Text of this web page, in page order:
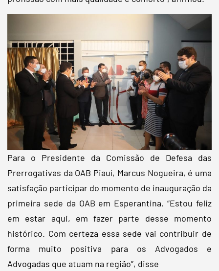
Para o Presidente da Comissão de Defesa das
Prerrogativas da OAB Piauí, Marcus Nogueira, é uma
satisfação participar do momento de inauguração da
primeira sede da OAB em Esperantina. “Estou feliz
em estar aqui, em fazer parte desse momento
histórico. Com certeza essa sede vai contribuir de
forma muito positiva para os Advogados e
Advogadas que atuam na região”, disse